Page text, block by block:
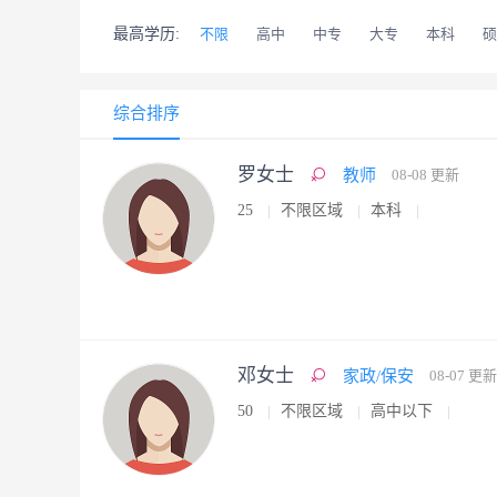
最高学历: 不限 高中 中专 大专 本科
综合排序
罗女士 教师 08-08 更新
25 不限区域 本科
邓女士 家政/保安 08-07 更新
50 不限区域 高中以下